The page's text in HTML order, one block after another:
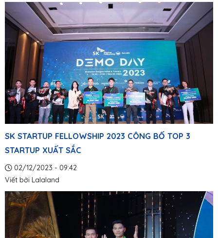
SK STARTUP FELLOWSHIP 2023 CÔNG BỐ TOP 3
STARTUP XUẤT SẮC
02/12/2023 - 09:42
Viết bởi Lalaland